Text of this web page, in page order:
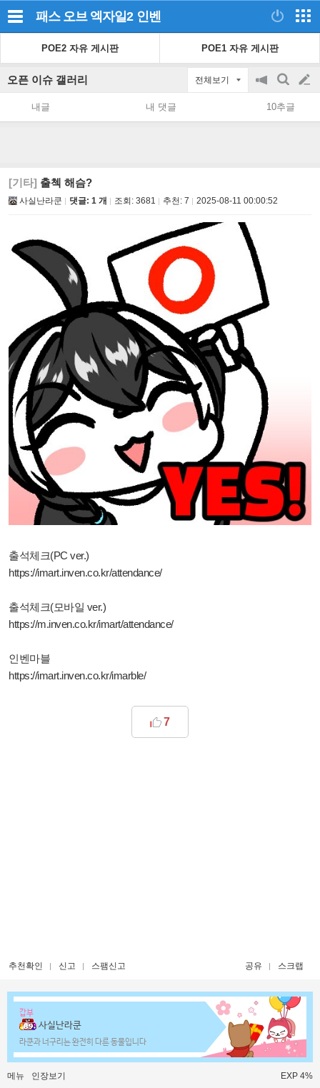
패스 오브 엑자일2 인벤
POE2 자유 게시판 POE1 자유 게시판
오픈 이슈 갤러리 전체보기
공
지
on/off
검
색
글
쓰
내글 내 댓글 10추글
[기타] 출첵 해슴?
사실난라쿤 댓글: 1 개 조회: 3681 추천: 7 2025-08-11 00:00:52
출석체크(PC ver.)
https://imart.inven.co.kr/attendance/
출석체크(모바일 ver.)
https://m.inven.co.kr/imart/attendance/
인벤마블
https://imart.inven.co.kr/imarble/
7
추천확인 신고 스팸신고 공유 스크랩
갑부
사실난라쿤
라쿤과 너구리는 완전히 다른 동물입니다
메뉴 인장보기 EXP 4%